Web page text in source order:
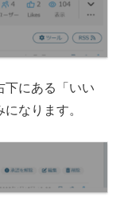
下にある「いい
なります。